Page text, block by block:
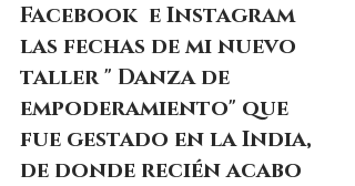
Facebook  e Instagram
las fechas de mi nuevo
taller " Danza de
empoderamiento" que
fue gestado en la India,
de donde recién acabo